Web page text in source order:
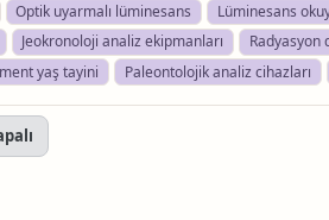
Optik uyarmalı lüminesans
Lüminesans
Jeokronoloji analiz ekipmanları
yaş tayini Paleontolojik analiz cihazları